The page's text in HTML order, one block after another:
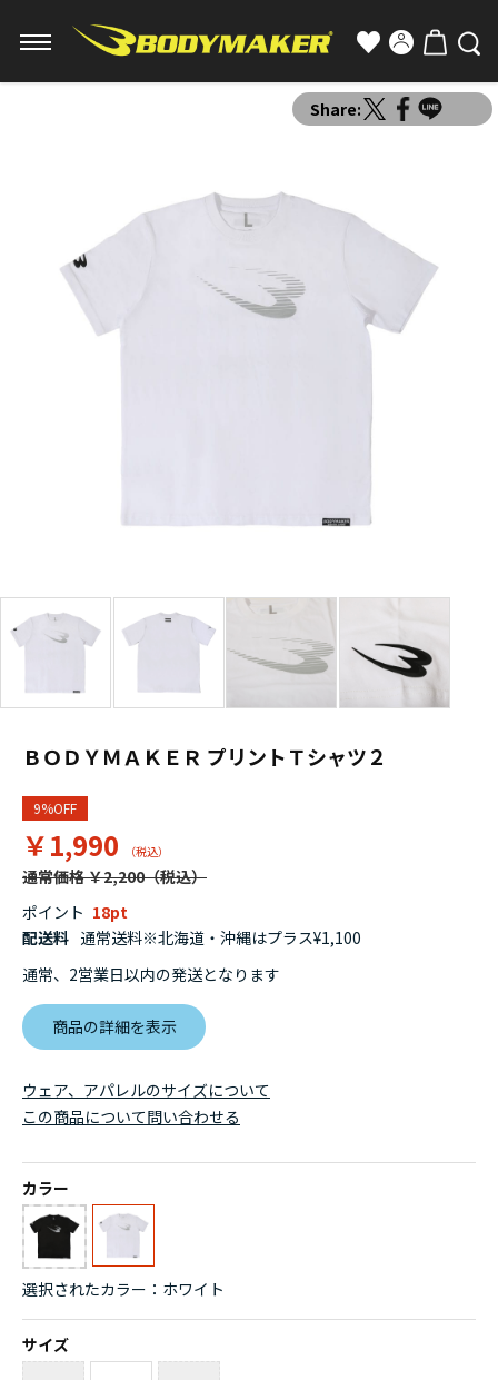
Share:
ＢＯＤＹＭＡＫＥＲ プリントＴシャツ２
9%OFF
￥1,990
通常価格 ￥2,200
ポイント 18
配送料 通常送料※北海道・沖縄はプラス¥1,100
通常、2営業日以内の発送となります
商品の詳細を表示
ウェア、アパレルのサイズについて
カラー
選択されたカラー：ホワイト
サイズ
この商品について問い合わせる